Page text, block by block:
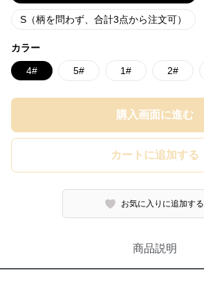
S（柄を問わず、合計3点から注文可）
カラー
4# 5# 1# 2#
購入画面に進む
カートに追加する
お気に入りに追加する
商品説明